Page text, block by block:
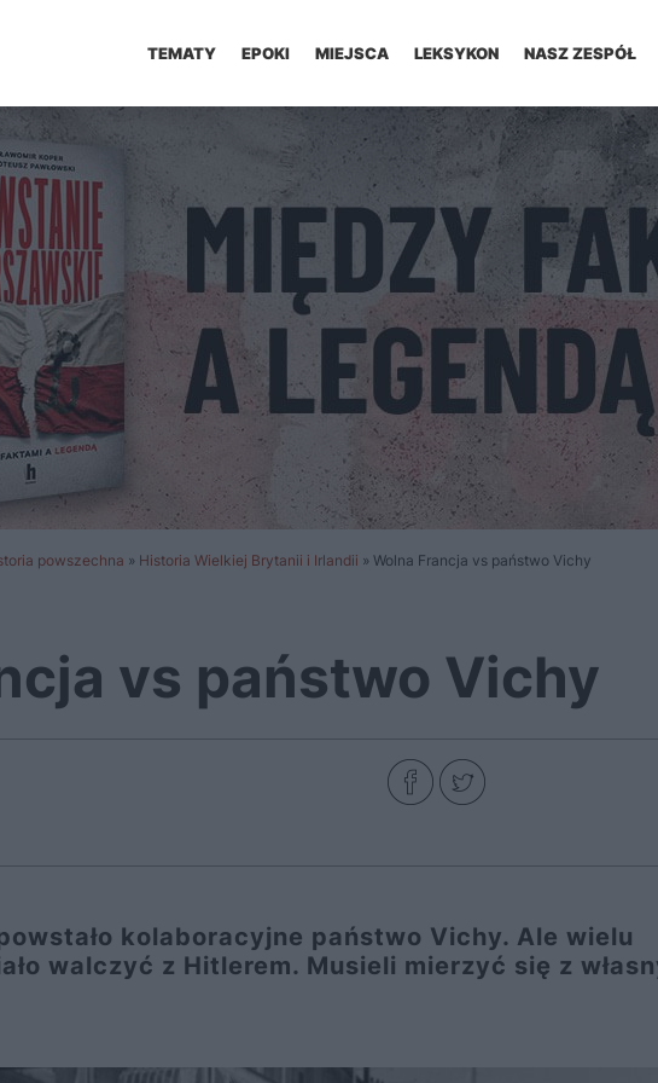
TEMATY EPOKI MIEJSCA LEKSYKON NASZ ZESPÓŁ
powszechna » Historia Wielkiej Brytanii i Irlandii » Wolna Francja vs państwo Vichy
vs państwo Vichy
kolaboracyjne państwo Vichy. Ale wielu
walczyć z Hitlerem. Musieli mierzyć się z